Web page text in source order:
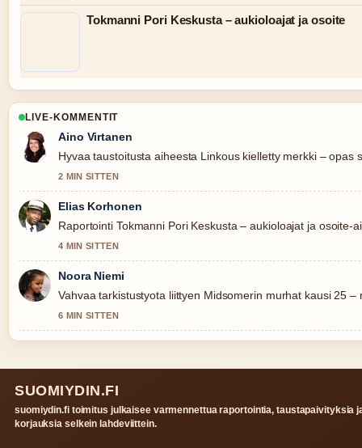
Tokmanni Pori Keskusta – aukioloajat ja osoite
LIVE-KOMMENTIT
Aino Virtanen
Hyvaa taustoitusta aiheesta Linkous kielletty merkki –
2 MIN SITTEN
Elias Korhonen
Raportointi Tokmanni Pori Keskusta – aukioloajat ja
4 MIN SITTEN
Noora Niemi
Vahvaa tarkistustyota liittyen Midsomerin murhat kausi 25
6 MIN SITTEN
SUOMIYDIN.FI
suomiydin.fi toimitus julkaisee varmennettua raportointia, taustapaivityksia
korjauksia selkein lahdeviittein.